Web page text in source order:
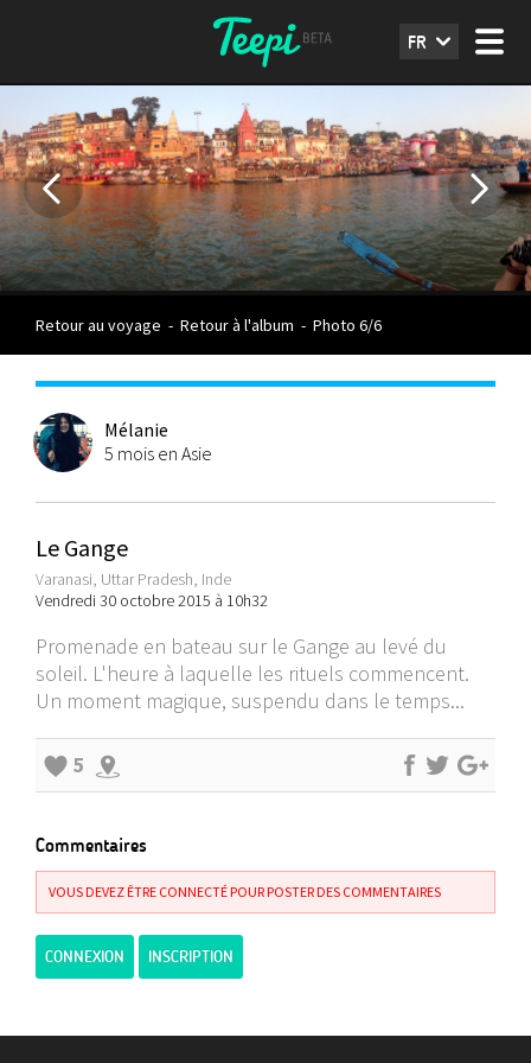
FR
Retour au voyage - Retour à l'album - Photo 6/6
Mélanie
5 mois en Asie
Le Gange
Varanasi, Uttar Pradesh, Inde
Vendredi 30 octobre 2015 à 10h32
Promenade en bateau sur le Gange au levé du
soleil. L'heure à laquelle les rituels commencent.
Un moment magique, suspendu dans le temps...
5
Commentaires
VOUS DEVEZ ÊTRE CONNECTÉ POUR POSTER DES COMMENTAIRES
CONNEXION INSCRIPTION